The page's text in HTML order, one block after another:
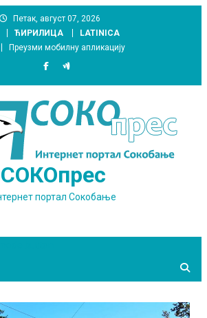
Петак, август 07, 2026
ЋИРИЛИЦА
LATINICA
Преузми мобилну апликацију
СОКОпрес
портал Сокобање